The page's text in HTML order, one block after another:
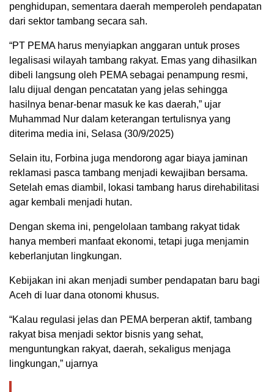
penghidupan, sementara daerah memperoleh pendapatan
dari sektor tambang secara sah.
“PT PEMA harus menyiapkan anggaran untuk proses
legalisasi wilayah tambang rakyat. Emas yang dihasilkan
dibeli langsung oleh PEMA sebagai penampung resmi,
lalu dijual dengan pencatatan yang jelas sehingga
hasilnya benar-benar masuk ke kas daerah,” ujar
Muhammad Nur dalam keterangan tertulisnya yang
diterima media ini, Selasa (30/9/2025)
Selain itu, Forbina juga mendorong agar biaya jaminan
reklamasi pasca tambang menjadi kewajiban bersama.
Setelah emas diambil, lokasi tambang harus direhabilitasi
agar kembali menjadi hutan.
Dengan skema ini, pengelolaan tambang rakyat tidak
hanya memberi manfaat ekonomi, tetapi juga menjamin
keberlanjutan lingkungan.
Kebijakan ini akan menjadi sumber pendapatan baru bagi
Aceh di luar dana otonomi khusus.
“Kalau regulasi jelas dan PEMA berperan aktif, tambang
rakyat bisa menjadi sektor bisnis yang sehat,
menguntungkan rakyat, daerah, sekaligus menjaga
lingkungan,” ujarnya